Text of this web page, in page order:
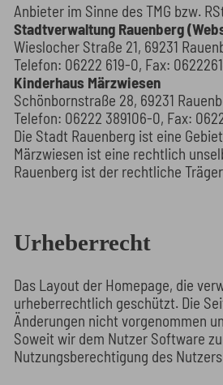
Anbieter im Sinne des TMG bzw.
Stadtverwaltung Rauenberg
Wieslocher Straße 21, 69231
Telefon: 06222 619-0, Fax:
Kinderhaus Märzwiesen
Schönbornstraße 28, 69231
Telefon: 06222 389106-0, Fax:
Die Stadt Rauenberg ist eine
Märzwiesen ist eine rechtlich
Rauenberg ist der rechtliche
Urheberrecht
Das Layout der Homepage, die
urheberrechtlich geschützt. Die
Änderungen nicht vorgenommen
Soweit wir dem Nutzer Software
Nutzungsberechtigung des